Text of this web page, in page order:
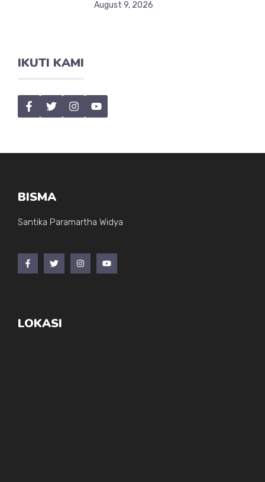
August 9, 2026
IKUTI KAMI
BISMA
Santika Paramartha Widya
LOKASI